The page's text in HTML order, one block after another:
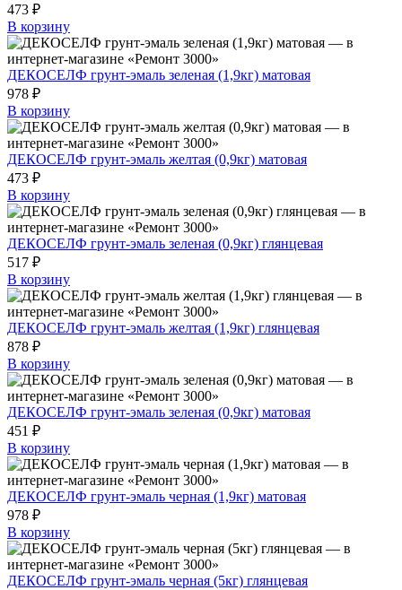
473 ₽
В корзину
ДЕКОСЕЛФ грунт-эмаль зеленая (1,9кг) матовая
978 ₽
В корзину
ДЕКОСЕЛФ грунт-эмаль желтая (0,9кг) матовая
473 ₽
В корзину
ДЕКОСЕЛФ грунт-эмаль зеленая (0,9кг) глянцевая
517 ₽
В корзину
ДЕКОСЕЛФ грунт-эмаль желтая (1,9кг) глянцевая
878 ₽
В корзину
ДЕКОСЕЛФ грунт-эмаль зеленая (0,9кг) матовая
451 ₽
В корзину
ДЕКОСЕЛФ грунт-эмаль черная (1,9кг) матовая
978 ₽
В корзину
ДЕКОСЕЛФ грунт-эмаль черная (5кг) глянцевая